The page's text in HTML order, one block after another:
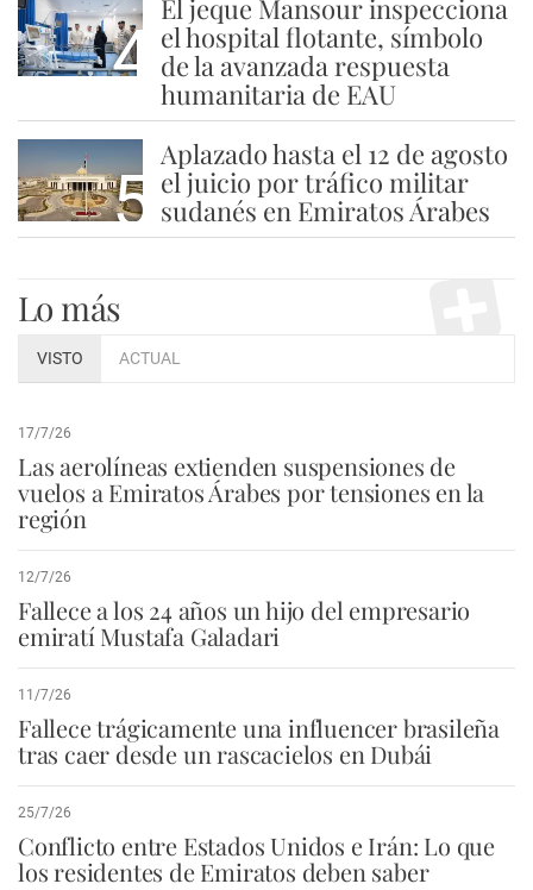
4
El jeque Mansour inspecciona
el hospital flotante, símbolo
de la avanzada respuesta
humanitaria de EAU
5
Aplazado hasta el 12 de agosto
el juicio por tráfico militar
sudanés en Emiratos Árabes
Lo más
VISTO ACTUAL
17/7/26
Las aerolíneas extienden suspensiones de
vuelos a Emiratos Árabes por tensiones en la
región
12/7/26
Fallece a los 24 años un hijo del empresario
emiratí Mustafa Galadari
11/7/26
Fallece trágicamente una influencer brasileña
tras caer desde un rascacielos en Dubái
25/7/26
Conflicto entre Estados Unidos e Irán: Lo que
los residentes de Emiratos deben saber